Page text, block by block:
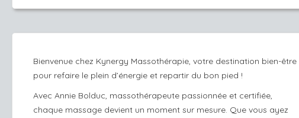
Bienvenue chez Kynergy Massothérapie, votre destination bien-être
pour refaire le plein d’énergie et repartir du bon pied !
Avec Annie Bolduc, massothérapeute passionnée et certifiée,
chaque massage devient un moment sur mesure. Que vous ayez